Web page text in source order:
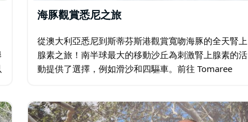
海豚觀賞悉尼之旅
從澳大利亞悉尼到斯蒂芬斯港觀賞寬吻海豚的全天腎上
腺素之旅！南半球最大的移動沙丘為刺激腎上腺素的活
動提供了選擇，例如滑沙和四驅車。前往 Tomaree